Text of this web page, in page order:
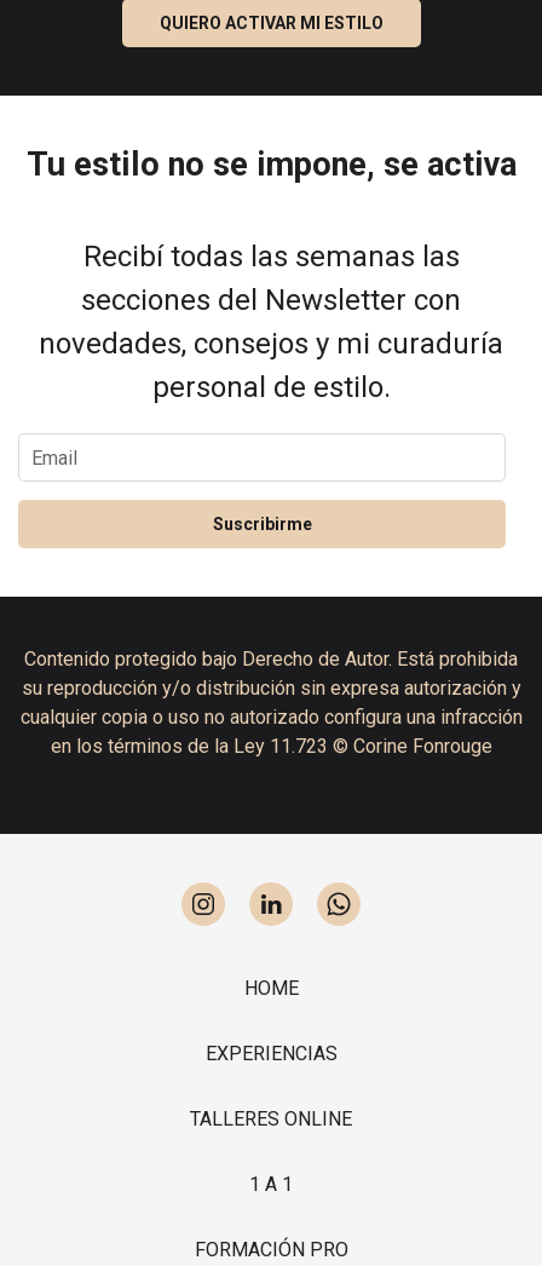
QUIERO ACTIVAR MI ESTILO
Tu estilo no se impone, se activa
Recibí todas las semanas las
secciones del Newsletter con
novedades, consejos y mi curaduría
personal de estilo.
Suscribirme
Contenido protegido bajo Derecho de Autor. Está prohibida
su reproducción y/o distribución sin expresa autorización y
cualquier copia o uso no autorizado configura una infracción
en los términos de la Ley 11.723 © Corine Fonrouge
HOME
EXPERIENCIAS
TALLERES ONLINE
1 A 1
FORMACIÓN PRO